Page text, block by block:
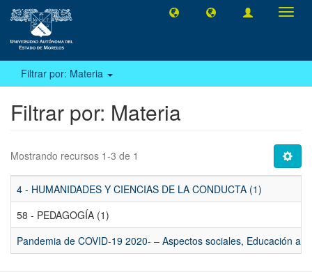
Filtrar por: Materia
Filtrar por: Materia
Mostrando recursos 1-3 de 1
4 - HUMANIDADES Y CIENCIAS DE LA CONDUCTA (1)
58 - PEDAGOGÍA (1)
Pandemia de COVID-19 2020- – Aspectos sociales, Educación a